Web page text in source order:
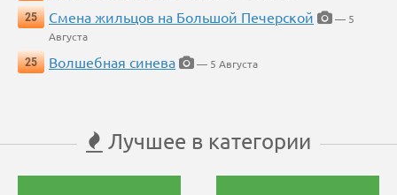
25
Смена жильцов на Большой Печерской
— 5
Августа
25
Волшебная синева — 5 Августа
Лучшее в категории